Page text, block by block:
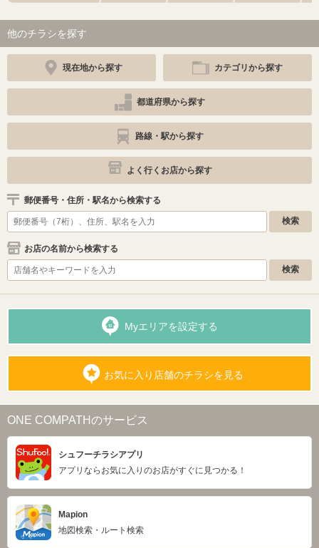
他のチラシを探す
現在地から探す カテゴリから探す
都道府県から探す
路線・駅から探す
よく行くお店から探す
郵便番号・住所・駅名から検索する
お店の名前から検索する
Myエリアを設定する
お気に入り店舗のチラシを見る
ONE COMPATHのサービス
シュフーチラシアプリ
アプリならお気に入りのお店がすぐに見つかる！
Mapion
地図検索・ルート検索